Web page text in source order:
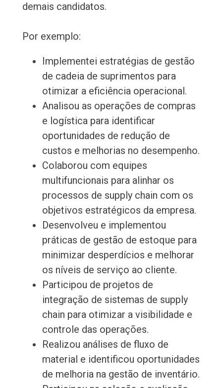
demais candidatos.
Por exemplo:
Implementei estratégias de gestão
de cadeia de suprimentos para
otimizar a eficiência operacional.
Analisou as operações de compras
e logística para identificar
oportunidades de redução de
custos e melhorias no desempenho.
Colaborou com equipes
multifuncionais para alinhar os
processos de supply chain com os
objetivos estratégicos da empresa.
Desenvolveu e implementou
práticas de gestão de estoque para
minimizar desperdícios e melhorar
os níveis de serviço ao cliente.
Participou de projetos de
integração de sistemas de supply
chain para otimizar a visibilidade e
controle das operações.
Realizou análises de fluxo de
material e identificou oportunidades
de melhoria na gestão de inventário.